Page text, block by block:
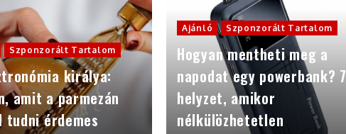
Szponzorált Tartalom
királya:
amit a parmezán
érdemes
Ajánló Szponzorált Tartalom
Hogyan mentheti meg a
napodat egy powerbank? 7
helyzet, amikor
nélkülözhetetlen